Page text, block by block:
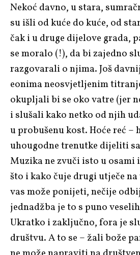
Nekoć davno, u stara,
su išli od kuće do kuće, od
čak i u druge dijelove grada,
se moralo (!), da bi zajedno
razgovarali o njima. Još
eonima neosvjetljenim
okupljali bi se oko vatre (jer
i slušali kako netko od njih
u probušenu kost. Hoće reć –
uhougodne trenutke dijeliti
Muzika ne zvuči isto u osami
što i kako čuje drugi utječe
vas može ponijeti, nečije
jednadžba je to s puno
Ukratko i zaključno, fora je
društvu. A to se – žali bože